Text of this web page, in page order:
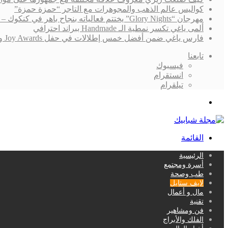
كواليس عالم الذهب والمجوهرات مع التاجر “حمزة حمزة”
مهرجان “Glory Nights” يختتم فعالياته بنجاح باهر في كنكوك – المكسيك
ألمى ياغي تكسر نمطية الـ Handmade ببراند احترافي
فارس ياغي ضمن أفضل خمس إطلالات في حفل Joy Awards ونجاح “القدر” لايزال يُلاحقه!
تابعنا
فيسبوك
انستقرام
تيلقرام
القائمة
الرئيسية
أسرة ومجتمع
طب وصحة
لايف ستايل
مال و أعمال
تقنية
فن ومشاهير
الفلك والأبراج